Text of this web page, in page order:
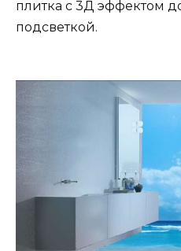
плитка с 3Д эффектом
подсветкой.